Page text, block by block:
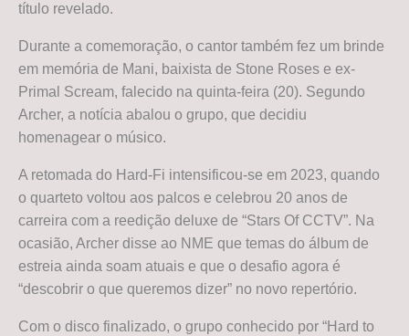
título revelado.
Durante a comemoração, o cantor também fez um brinde
em memória de Mani, baixista de Stone Roses e ex-
Primal Scream, falecido na quinta-feira (20). Segundo
Archer, a notícia abalou o grupo, que decidiu
homenagear o músico.
A retomada do Hard-Fi intensificou-se em 2023, quando
o quarteto voltou aos palcos e celebrou 20 anos de
carreira com a reedição deluxe de “Stars Of CCTV”. Na
ocasião, Archer disse ao NME que temas do álbum de
estreia ainda soam atuais e que o desafio agora é
“descobrir o que queremos dizer” no novo repertório.
Com o disco finalizado, o grupo conhecido por “Hard to